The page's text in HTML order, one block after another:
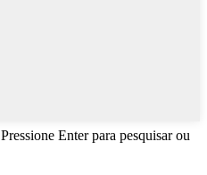
Pressione Enter para pesquisar ou